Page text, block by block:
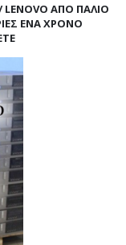
LENOVO ΑΠΟ ΠΑΛΙΌ
ΈΝΑ ΧΡΌΝΟ